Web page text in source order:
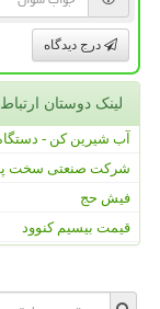
درج دیدگاه
لینک دوستان
آب شیرین کن -
شرکت صنعتی سخت
فیش حج
قیمت بیسیم کنوود